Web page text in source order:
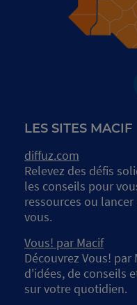
LES SITES MACIF
diffuz.com
Relevez des défis
les conseils pour
ressources ou
vous.
Vous! par Macif
Découvrez Vous!
d'idées, de conseils
sur votre quotidien.